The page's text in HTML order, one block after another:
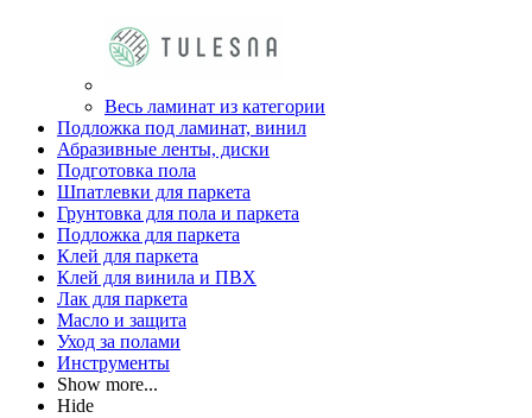
Весь ламинат из категории
Подложка под ламинат, винил
Абразивные ленты, диски
Подготовка пола
Шпатлевки для паркета
Грунтовка для пола и паркета
Подложка для паркета
Клей для паркета
Клей для винила и ПВХ
Лак для паркета
Масло и защита
Уход за полами
Инструменты
Show more...
Hide